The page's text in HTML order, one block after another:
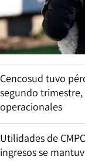
Cencosud tuvo
segundo
operacionales
Utilidades de
ingresos se